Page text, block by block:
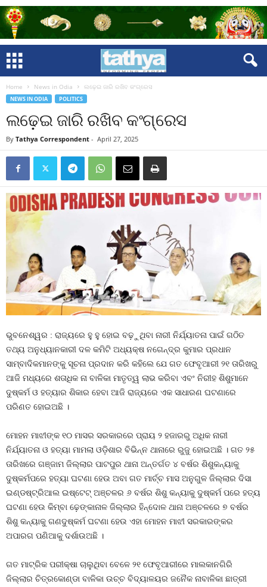
Home News in Odia ଲଢ଼େଇ ଜାରି ରଖିବ କଂଗ୍ରେସ
NEWS IN ODIA POLITICS
ଲଢ଼େଇ ଜାରି ରଖିବ କଂଗ୍ରେସ
By Tathya Correspondent - April 27, 2025
ଭୁବନେଶ୍ୱର : ରାଜ୍ୟରେ ହୁ ହୁ ହୋଇ ବଢ଼ୁଥିବା ନାରୀ ନିର୍ଯ୍ୟାତନା ପାଇଁ ଗଠିତ
ତଥ୍ୟ ଅନୁଧ୍ୟାନକାରୀ ଦଳ କମିଟି ଅଧ୍ୟକ୍ଷ ନଗେନ୍ଦ୍ର କୁମାର ପ୍ରଧାନ
ସାମ୍ବାଦିକମାନଙ୍କୁ ସୂଚନା ପ୍ରଦାନ କରି କହିଲେ ଯେ ଗତ ଫେବୃଆରୀ ୨୧ ତାରିଖରୁ
ଆଜି ମଧ୍ୟରେ ଶତାଧିକ ନା ବାଳିକା ମାତୃତ୍ୱ ଲାଭ କରିବା ଏବଂ ନିରୀହ ଶିଶୁମାନେ
ଦୁଷ୍କର୍ମ ଓ ହତ୍ୟାର ଶିକାର ହେବା ଆଜି ରାଜ୍ୟରେ ଏକ ସାଧାରଣ ଘଟଣାରେ
ପରିଣତ ହୋଇଅଛି ।
ମୋହନ ମାଝୀଙ୍କ ୧୦ ମାସର ସରକାରରେ ପ୍ରାୟ ୨ ହଜାରରୁ ଅଧିକ ନାରୀ
ନିର୍ଯ୍ୟାତନା ଓ ହତ୍ୟା ମାମଲା ଓଡ଼ିଶାର ବିଭିନ୍ନ ଥାନାରେ ରୁଜୁ ହୋଇଅଛି । ଗତ ୨୫
ତାରିଖରେ ଗଞ୍ଜାମ ଜିଲ୍ଲାର ପାଟପୁର ଥାନା ଅନ୍ତର୍ଗତ ୪ ବର୍ଷର ଶିଶୁକନ୍ୟାକୁ
ଦୁଷ୍କର୍ମପରେ ହତ୍ୟା ଘଟଣା ହେଉ ଅବା ଗତ ମାର୍ଚ୍ଚ ମାସ ଅନୁଗୁଳ ଜିଲ୍ଲାର ଦିସା
ଇଣ୍ଡଷ୍ଟ୍ରିଆଲ ଇଷ୍ଟେଟ୍ ଅଞ୍ଚଳର ୬ ବର୍ଷର ଶିଶୁ କନ୍ୟାକୁ ଦୁଷ୍କର୍ମ ପରେ ହତ୍ୟ
ଘଟଣା ହେଉ କିମ୍ବା ଢ଼େଙ୍କାନାଳ ଜିଲ୍ଲାର ହିନ୍ଦୋଳ ଥାନା ଅଞ୍ଚଳରେ ୭ ବର୍ଷର
ଶିଶୁ କନ୍ୟାକୁ ଗଣଦୁଷ୍କର୍ମ ଘଟଣା ହେଉ ଏହା ମୋହନ ମାଝୀ ସରକାରଙ୍କର
ଅପାରଗ ପଣିଆକୁ ଦର୍ଶାଉଅଛି ।
ଗତ ମାଟ୍ରିକ ପରୀକ୍ଷା ଚାଲୁଥିବା ବେଳେ ୨୧ ଫେବୃଆରୀରେ ମାଲକାନଗିରି
ଜିଲ୍ଲାର ଚିତ୍ରକୋଣ୍ଡା ବାଳିକା ଉଚ୍ଚ ବିଦ୍ୟାଳୟର ଜନୈକ ନାବାଳିକା ଛାତ୍ରୀ